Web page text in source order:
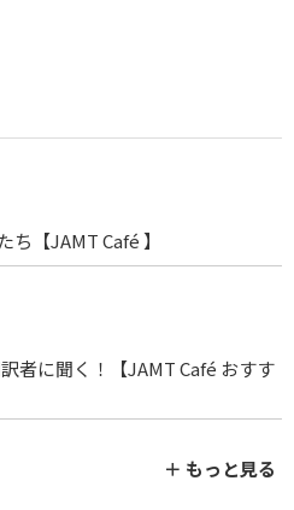
ち【JAMT Café 】
者に聞く！【JAMT Café おすす
＋ もっと見る